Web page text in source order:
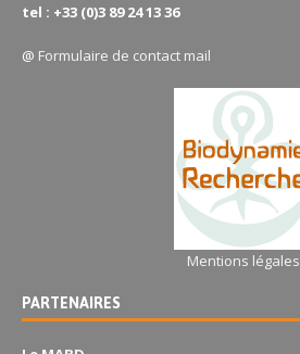
tel : +33 (0)3 89 24 13 36
@ Formulaire de contact mail
Mentions légales
PARTENAIRES